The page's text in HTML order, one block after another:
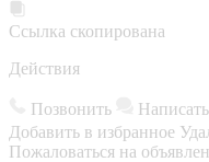
Ссылка скопирована
Действия
Позвонить
Добавить в избранное
Пожаловаться на